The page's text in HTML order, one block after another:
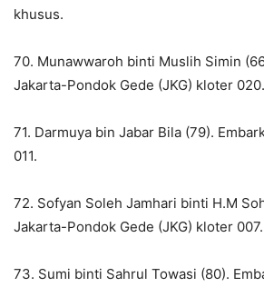
khusus.
70. Munawwaroh binti Muslih Simin
Jakarta-Pondok Gede (JKG) kloter 020.
71. Darmuya bin Jabar Bila (79).
011.
72. Sofyan Soleh Jamhari binti H.M
Jakarta-Pondok Gede (JKG) kloter 007.
73. Sumi binti Sahrul Towasi (80).